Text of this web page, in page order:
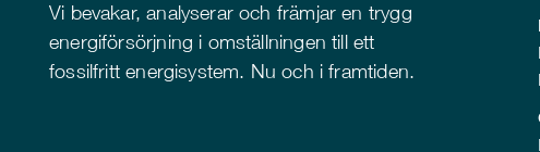
Vi bevakar, analyserar och främjar en trygg
energiförsörjning i omställningen till ett
fossilfritt energisystem. Nu och i framtiden.